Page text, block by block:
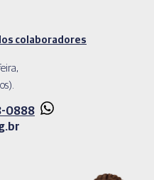
colaboradores
0888